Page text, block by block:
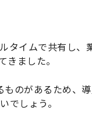
タイムで共有し、
きました。
のがあるため、
でしょう。